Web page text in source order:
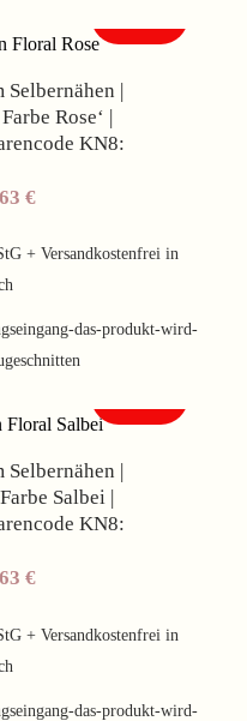
Selbernähen |
Rose‘ |
KN8:
€Aktueller
ist:
+ Versandkostenfrei in
das-produkt-wird-
|
Salbei |
KN8:
€Aktueller
ist:
+ Versandkostenfrei in
das-produkt-wird-